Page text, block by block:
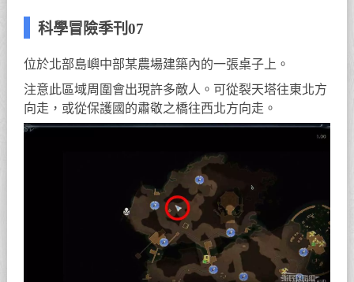
科學冒險季刊07
位於北部島嶼中部某農場建築內的一張桌子上。
注意此區域周圍會出現許多敵人。可從裂天塔往東北方
向走，或從保護國的肅敬之橋往西北方向走。